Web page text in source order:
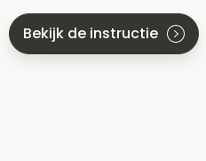
Bekijk de instructie